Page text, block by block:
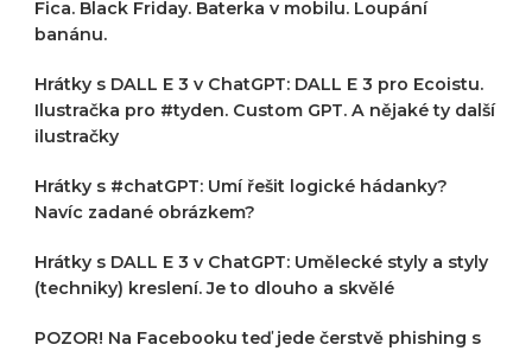
Fica. Black Friday. Baterka v mobilu. Loupání
banánu.
Hrátky s DALL E 3 v ChatGPT: DALL E 3 pro Ecoistu.
Ilustračka pro #tyden. Custom GPT. A nějaké ty další
ilustračky
Hrátky s #chatGPT: Umí řešit logické hádanky?
Navíc zadané obrázkem?
Hrátky s DALL E 3 v ChatGPT: Umělecké styly a styly
(techniky) kreslení. Je to dlouho a skvělé
POZOR! Na Facebooku teď jede čerstvě phishing s